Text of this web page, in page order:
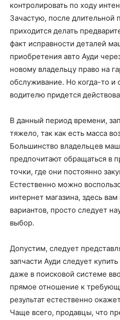
контролировать по ходу
Зачастую, после длительной
приходится делать
факт исправности деталей
приобретения авто Ауди
новому владельцу право на
обслуживание. Но когда-то и
водителю придется
В данный период времени,
тяжело, так как есть масса
Большинство владельцев
предпочитают обращаться в
точки, где они постоянно
Естественно можно
интернет магазина, здесь
вариантов, просто следует
выбор.
Допустим, следует
запчасти Ауди следует
даже в поисковой системе
прямое отношение к
результат естественно
Чаще всего, продавцы, что